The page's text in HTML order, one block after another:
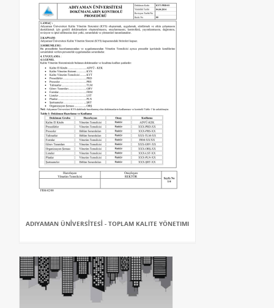
ADIYAMAN ÜNİVERSİTESİ - TOPLAM KALITE YÖNETIMI